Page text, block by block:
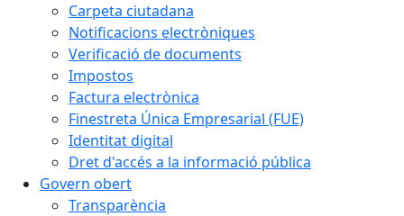
Carpeta ciutadana
Notificacions electròniques
Verificació de documents
Impostos
Factura electrònica
Finestreta Única Empresarial (FUE)
Identitat digital
Dret d'accés a la informació pública
Govern obert
Transparència